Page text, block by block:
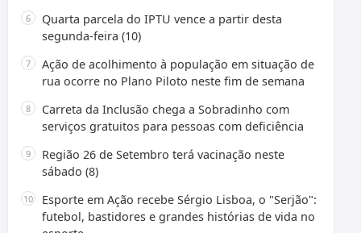
Quarta parcela do IPTU vence a partir desta
segunda-feira (10)
Ação de acolhimento à população em situação de
rua ocorre no Plano Piloto neste fim de semana
Carreta da Inclusão chega a Sobradinho com
serviços gratuitos para pessoas com deficiência
Região 26 de Setembro terá vacinação neste
sábado (8)
Esporte em Ação recebe Sérgio Lisboa, o "Serjão":
futebol, bastidores e grandes histórias de vida no